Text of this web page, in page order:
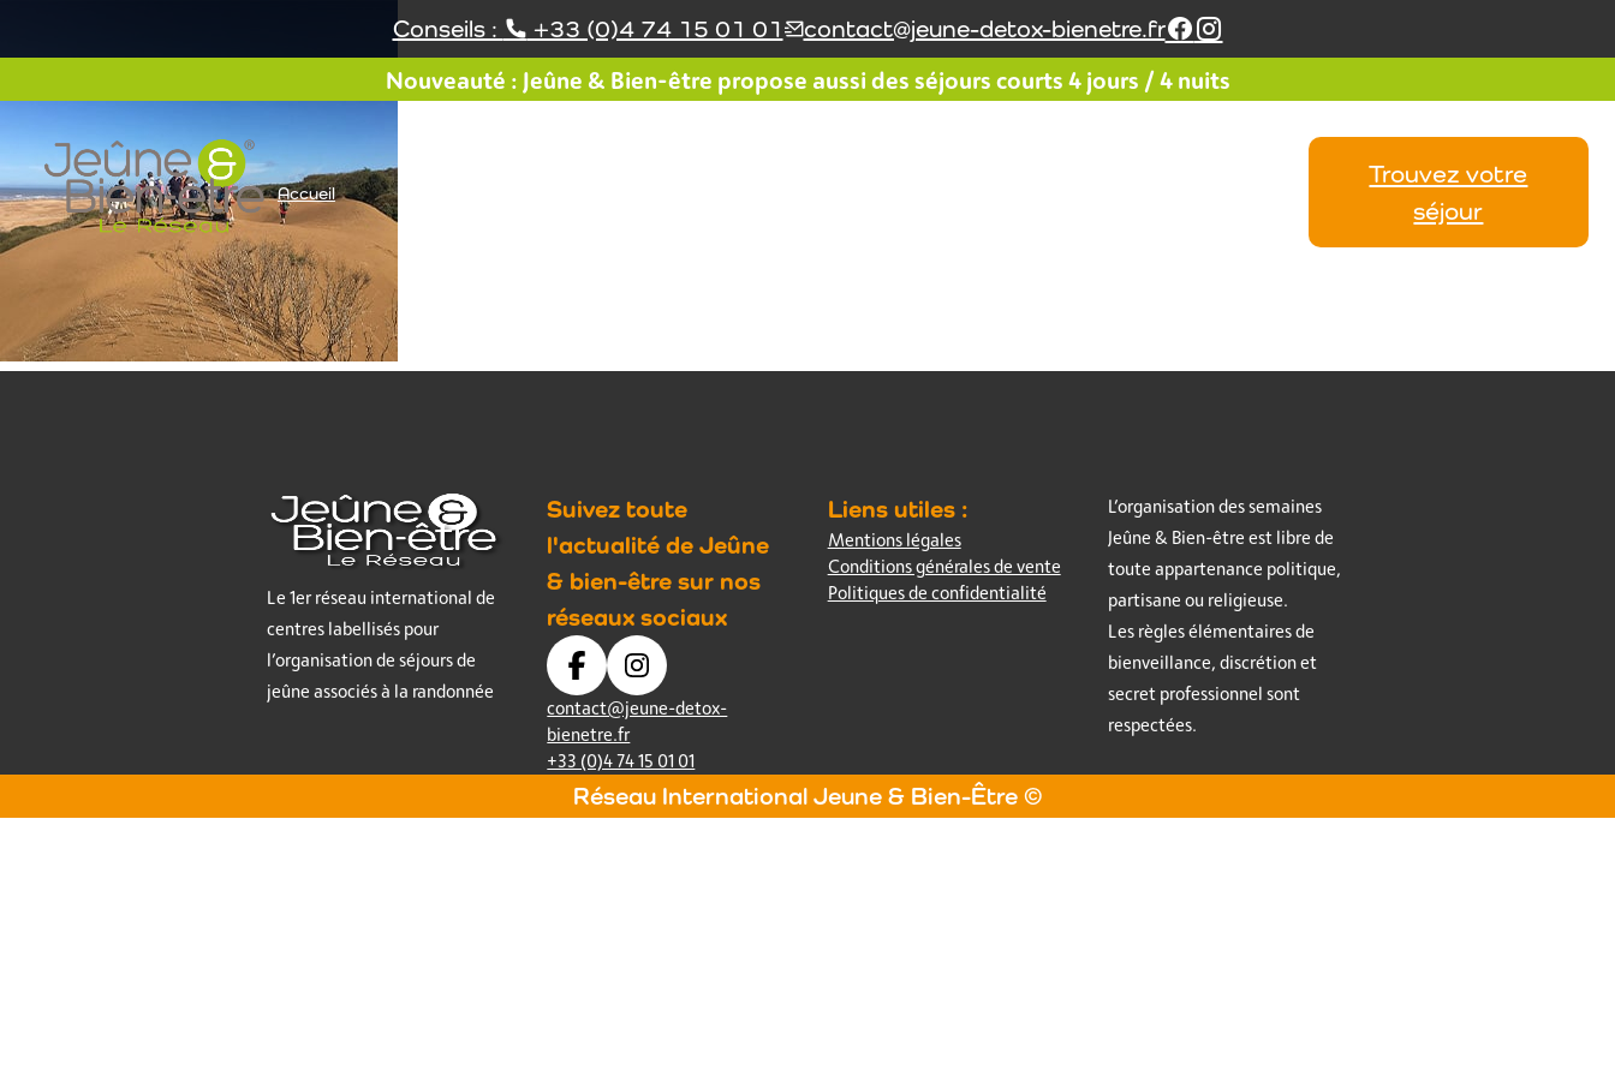
Conseils : +33 (0)4 74 15 01 01 contact@jeune-detox-bienetre.fr
Nouveauté : Jeûne & Bien-être propose aussi des séjours courts 4 jours / 4 nuits
Accueil
Trouvez votre
séjour
Le 1er réseau international de
centres labellisés pour
l’organisation de séjours de
jeûne associés à la randonnée
Suivez toute
l'actualité de Jeûne
& bien-être sur nos
réseaux sociaux
contact@jeune-detox-
bienetre.fr
+33 (0)4 74 15 01 01
Liens utiles :
Mentions légales
Conditions générales de vente
Politiques de confidentialité
L’organisation des semaines
Jeûne & Bien-être est libre de
toute appartenance politique,
partisane ou religieuse.
Les règles élémentaires de
bienveillance, discrétion et
secret professionnel sont
respectées.
Réseau International Jeune & Bien-Être ©